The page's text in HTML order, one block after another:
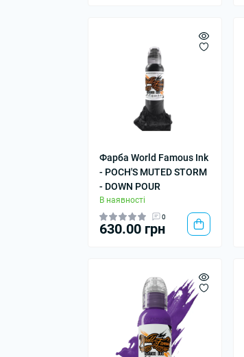
Фарба World Famous Ink
- POCH'S MUTED STORM
- DOWN POUR
В наявності
0
630.00 грн